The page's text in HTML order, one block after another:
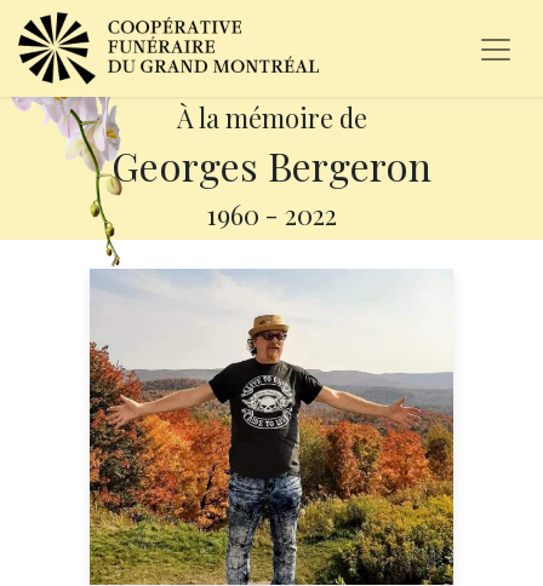
À la mémoire de
Georges Bergeron
1960 - 2022